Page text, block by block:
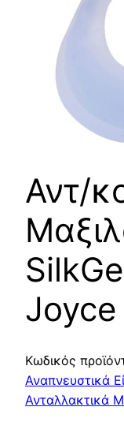
Αντ/
Κωδικός
Αναπνευστικά
Ανταλλακτικά